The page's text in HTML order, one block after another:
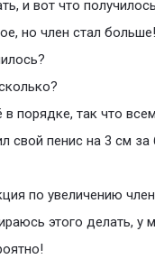
и вот что
но член стал больше!
в порядке, так что
свой пенис на 3 см за
по увеличению
этого делать, у